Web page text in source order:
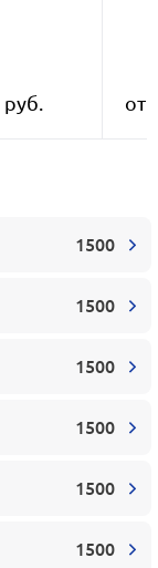
1500
1500
1500
1500
1500
1500
руб. от